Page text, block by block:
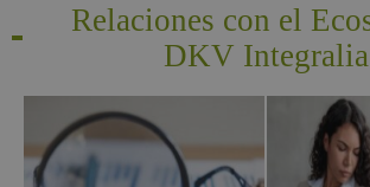
Relaciones con el
DKV Integralia